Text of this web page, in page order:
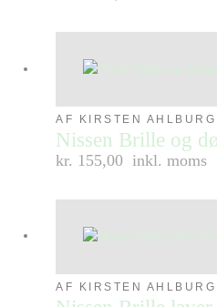
AF KIRSTEN AHLBURG
Nissen Brille og
kr. 155,00 inkl. moms
AF KIRSTEN AHLBURG